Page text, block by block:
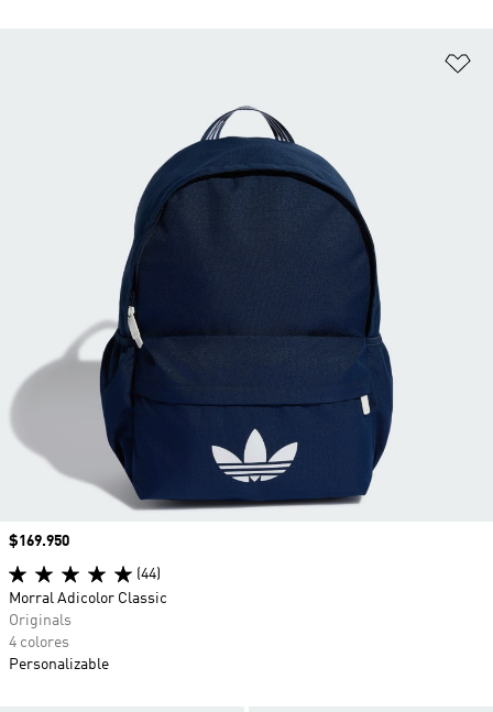
Precio
$169.950
(44)
Morral Adicolor Classic
Originals
4 colores
Personalizable